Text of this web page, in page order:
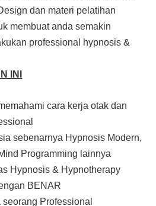
dan materi pelatihan
membuat anda semakin
professional hypnosis &
INI
cara kerja otak dan
sebenarnya Hypnosis Modern,
Programming lainnya
Hypnosis & Hypnotherapy
BENAR
Professional